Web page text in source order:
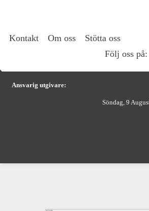
Kontakt Om oss
Stötta oss
Följ oss på:
Ansvarig utgivare:
Söndag, 9